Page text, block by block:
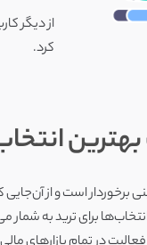
از دیگر
کرد.
بهترین
برخوردار است و از